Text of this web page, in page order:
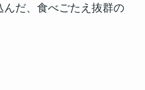
だ、食べごたえ抜群の